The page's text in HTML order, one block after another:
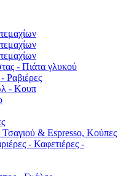
- Πιάτα γλυκού
Ραβιέρες
- Κουπ
Τσαγιού & Espresso, Κούπες
- Καφετιέρες -